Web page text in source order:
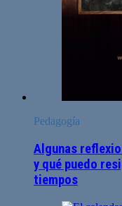
Pedagogía
Algunas
y qué puedo
tiempos